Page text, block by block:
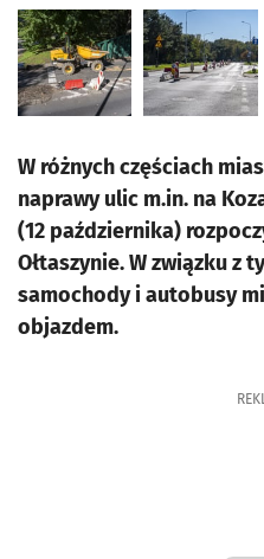
W różnych częściach
naprawy ulic m.in. na
(12 października)
Ołtaszynie. W związku z
samochody i autobusy
objazdem.